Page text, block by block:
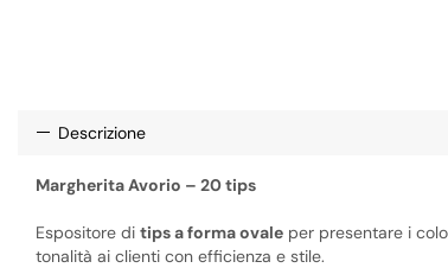
Descrizione
Margherita Avorio – 20 tips
Espositore di tips a forma ovale per presentare i
tonalità ai clienti con efficienza e stile.